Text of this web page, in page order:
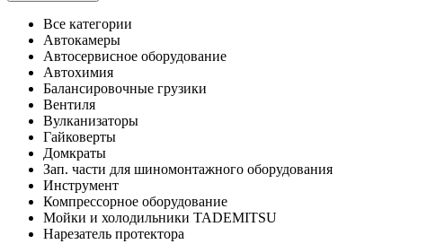
Все категории
Автокамеры
Автосервисное оборудование
Автохимия
Балансировочные грузики
Вентиля
Вулканизаторы
Гайковерты
Домкраты
Зап. части для шиномонтажного оборудования
Инструмент
Компрессорное оборудование
Мойки и холодильники TADEMITSU
Нарезатель протектора